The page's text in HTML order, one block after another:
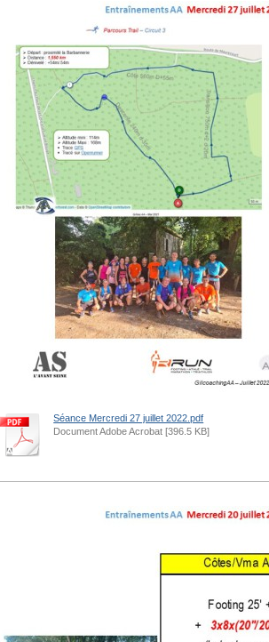
Séance Mercredi 27 juillet 2022.pdf
Document Adobe Acrobat [396.5 KB]